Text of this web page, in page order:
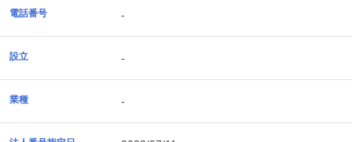
電話番号 -
設立 -
業種 -